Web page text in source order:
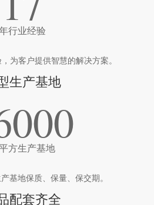
行业经验
为客户提供智慧的解决方案。
生产基地
方生产基地
基地保质、保量、保交期。
配套齐全